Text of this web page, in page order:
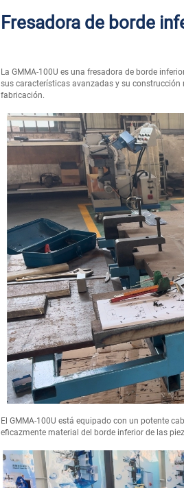
Fresadora de borde
La GMMA-100U es una fresadora de borde
sus características avanzadas y su
fabricación.
El GMMA-100U está equipado con un potente
eficazmente material del borde inferior de las